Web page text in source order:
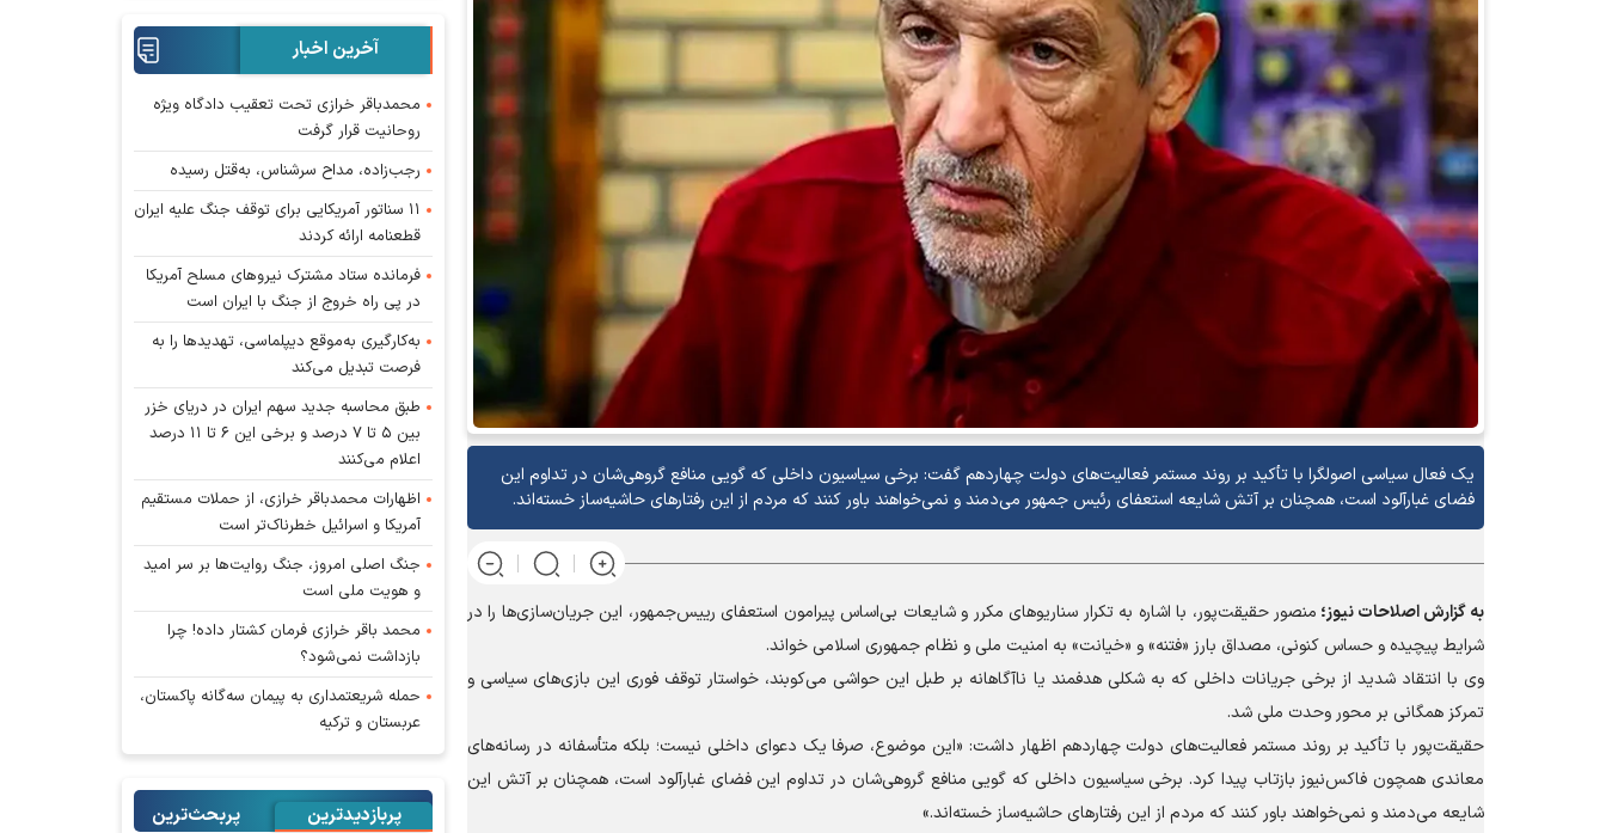
یک فعال سیاسی اصولگرا با تأکید بر روند مستمر فعالیت‌های دولت چهاردهم گفت: برخی سیاسیون داخلی که گویی منافع گروهی‌شان در تداوم این
فضای غبارآلود است، همچنان بر آتش شایعه استعفای رئیس جمهور می‌دمند و نمی‌خواهند باور کنند که مردم از این رفتار‌های حاشیه‌ساز خسته‌اند.
به گزارشاصلاحات نیوز؛ منصور حقیقت‌پور، با اشاره به تکرار سناریو‌های مکرر و شایعات بی‌اساس پیرامون استعفای رییس‌جمهور، این جریان‌سازی‌ها را در
شرایط پیچیده و حساس کنونی، مصداق بارز «فتنه» و «خیانت» به امنیت ملی و نظام جمهوری اسلامی خواند.
وی با انتقاد شدید از برخی جریانات داخلی که به شکلی هدفمند یا ناآگاهانه بر طبل این حواشی می‌کوبند، خواستار توقف فوری این بازی‌های سیاسی و
تمرکز همگانی بر محور وحدت ملی شد.
حقیقت‌پور با تأکید بر روند مستمر فعالیت‌های دولت چهاردهم اظهار داشت: «این موضوع، صرفا یک دعوای داخلی نیست؛ بلکه متأسفانه در رسانه‌های
معاندی همچون فاکس‌نیوز بازتاب پیدا کرد. برخی سیاسیون داخلی که گویی منافع گروهی‌شان در تداوم این فضای غبارآلود است، همچنان بر آتش این
شایعه می‌دمند و نمی‌خواهند باور کنند که مردم از این رفتار‌های حاشیه‌ساز خسته‌اند.»
آخرین اخبار
محمدباقر خرازی تحت تعقیب دادگاه ویژه
روحانیت قرار گرفت
رجب‌زاده، مداح سرشناس، به‌قتل رسیده
۱۱ سناتور آمریکایی برای توقف جنگ علیه ایران
قطعنامه ارائه کردند
فرمانده ستاد مشترک نیروهای مسلح آمریکا
در پی راه خروج از جنگ با ایران است
به‌کارگیری به‌موقع دیپلماسی، تهدیدها را به
فرصت تبدیل می‌کند
طبق محاسبه جدید سهم ایران در دریای خزر
بین ۵ تا ۷ درصد و برخی این ۶ تا ۱۱ درصد
اعلام می‌کنند
اظهارات محمدباقر خرازی، از حملات مستقیم
آمریکا و اسرائیل خطرناک‌تر است
جنگ اصلی امروز، جنگ روایت‌ها بر سر امید
و هویت ملی است
محمد باقر خرازی فرمان کشتار داده! چرا
بازداشت نمی‌شود؟
حمله شریعتمداری به پیمان سه‌گانه پاکستان،
عربستان و ترکیه
پربازدیدترین پربحث‌ترین‌